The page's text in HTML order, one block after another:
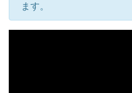
ます。